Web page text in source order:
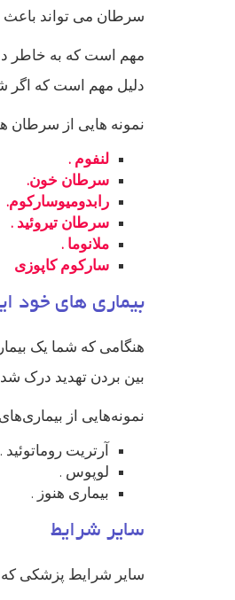
سرطان می تواند باعث
مهم است که به خاطر
دلیل مهم است که اگر
نمونه هایی از سرطان
لنفوم .
سرطان خون.
رابدومیوسارکوم.
سرطان تیروئید .
ملانوما .
سارکوم کاپوزی
بیماری های خود
هنگامی که شما یک
بین بردن تهدید درک
نمونه‌هایی از
آرتریت روماتوئید .
لوپوس .
بیماری هنوز .
سایر شرایط
سایر شرایط پزشکی که